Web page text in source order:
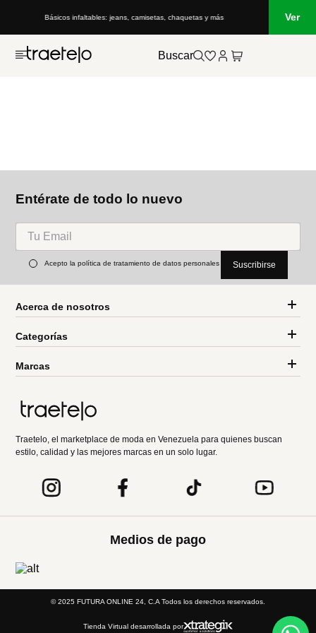
Básicos infaltables: jeans, camisetas, chaquetas y más Ver
Buscar
Entérate de todo lo nuevo
Acepto la política de tratamiento de datos personales Suscribirse
Acerca de nosotros
Categorías
Marcas
Traetelo, el marketplace de moda en Venezuela para quienes buscan
estilo, calidad y las mejores marcas en un solo lugar.
Medios de pago
© 2025 FUTURA ONLINE 24, C.A Todos los derechos reservados.
Tienda Virtual desarrollada por